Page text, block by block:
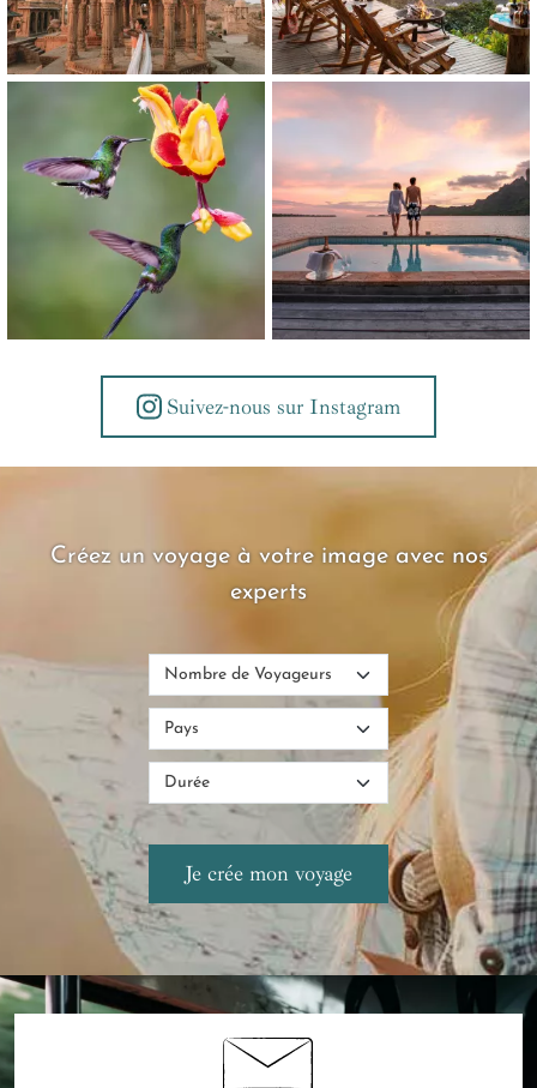
Suivez-nous sur Instagram
Créez un voyage à votre image avec nos
experts